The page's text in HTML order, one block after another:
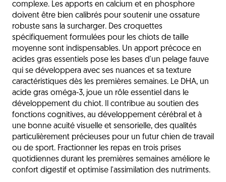
complexe. Les apports en calcium et en phosphore
doivent être bien calibrés pour soutenir une ossature
robuste sans la surcharger. Des croquettes
spécifiquement formulées pour les chiots de taille
moyenne sont indispensables. Un apport précoce en
acides gras essentiels pose les bases d'un pelage fauve
qui se développera avec ses nuances et sa texture
caractéristiques dès les premières semaines. Le DHA, un
acide gras oméga-3, joue un rôle essentiel dans le
développement du chiot. Il contribue au soutien des
fonctions cognitives, au développement cérébral et à
une bonne acuité visuelle et sensorielle, des qualités
particulièrement précieuses pour un futur chien de travail
ou de sport. Fractionner les repas en trois prises
quotidiennes durant les premières semaines améliore le
confort digestif et optimise l'assimilation des nutriments.